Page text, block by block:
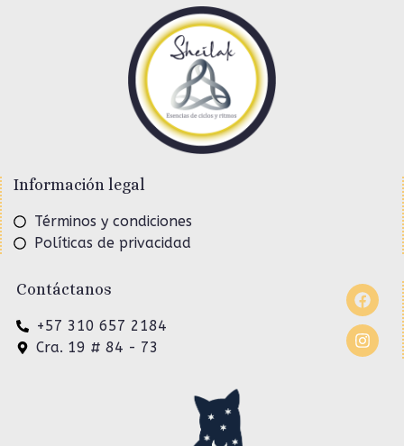
Información legal
Términos y condiciones
Políticas de privacidad
Contáctanos
+57 310 657 2184
Cra. 19 # 84 - 73